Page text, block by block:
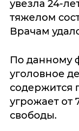
увезла 24-
тяжелом
Врачам
По данному
уголовное
содержится
угрожает от
свободы.